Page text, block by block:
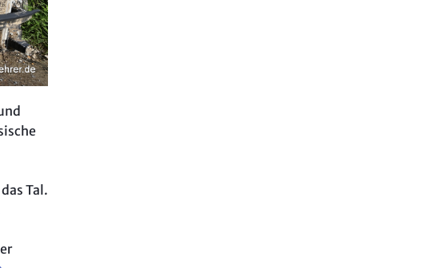
Piemont & Turin
Allgäu
„Aufi, 's Vieh sammla!“
Tal.